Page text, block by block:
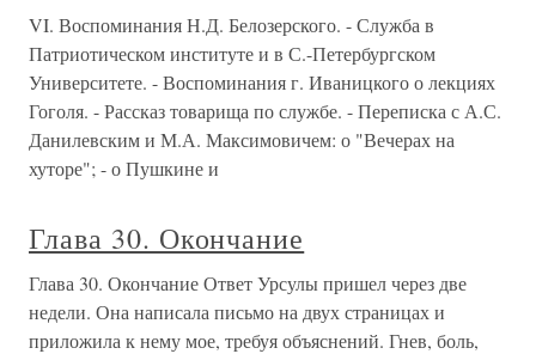
VI. Воспоминания Н.Д. Белозерского. - Служба в
Патриотическом институте и в С.-Петербургском
Университете. - Воспоминания г. Иваницкого о лекциях
Гоголя. - Рассказ товарища по службе. - Переписка с А.С.
Данилевским и М.А. Максимовичем: о "Вечерах на
хуторе"; - о Пушкине и
Глава 30. Окончание
Глава 30. Окончание Ответ Урсулы пришел через две
недели. Она написала письмо на двух страницах и
приложила к нему мое, требуя объяснений. Гнев, боль,